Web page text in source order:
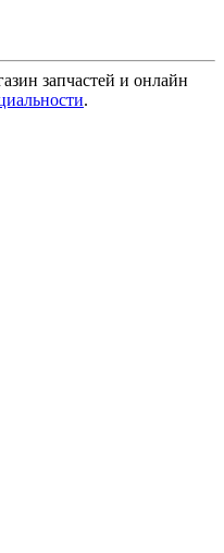
запчастей и онлайн
.